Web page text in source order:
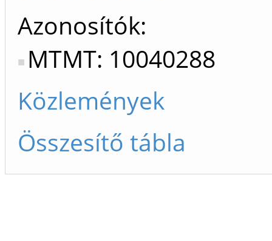
Azonosítók
MTMT: 10040288
Közlemények
Összesítő tábla